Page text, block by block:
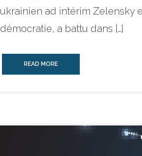
ukrainien ad intérim Zelensky
démocratie, a battu dans […]
READ MORE